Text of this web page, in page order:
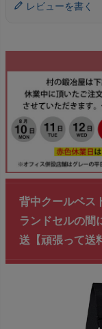
レビューを書く
背中クールベス
ランドセルの間
送【頑張って送